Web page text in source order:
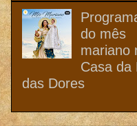
do mês
mariano
Casa da
das Dores